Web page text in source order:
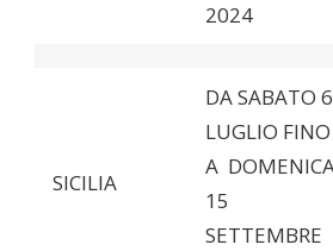
2024
SICILIA
DA SABATO 6
LUGLIO FINO
A
15
SETTEMBRE